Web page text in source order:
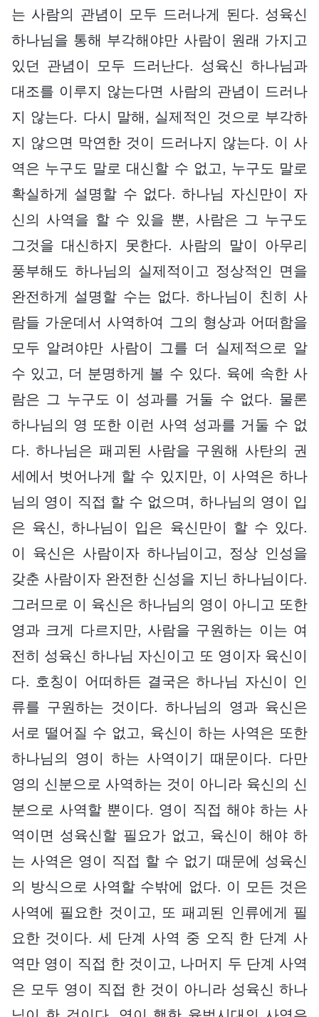
는 사람의 관념이 모두 드러나게 된다. 성육신
하나님을 통해 부각해야만 사람이 원래 가지고
있던 관념이 모두 드러난다. 성육신 하나님과
대조를 이루지 않는다면 사람의 관념이 드러나
지 않는다. 다시 말해, 실제적인 것으로 부각하
지 않으면 막연한 것이 드러나지 않는다. 이 사
역은 누구도 말로 대신할 수 없고, 누구도 말로
확실하게 설명할 수 없다. 하나님 자신만이 자
신의 사역을 할 수 있을 뿐, 사람은 그 누구도
그것을 대신하지 못한다. 사람의 말이 아무리
풍부해도 하나님의 실제적이고 정상적인 면을
완전하게 설명할 수는 없다. 하나님이 친히 사
람들 가운데서 사역하여 그의 형상과 어떠함을
모두 알려야만 사람이 그를 더 실제적으로 알
수 있고, 더 분명하게 볼 수 있다. 육에 속한 사
람은 그 누구도 이 성과를 거둘 수 없다. 물론
하나님의 영 또한 이런 사역 성과를 거둘 수 없
다. 하나님은 패괴된 사람을 구원해 사탄의 권
세에서 벗어나게 할 수 있지만, 이 사역은 하나
님의 영이 직접 할 수 없으며, 하나님의 영이 입
은 육신, 하나님이 입은 육신만이 할 수 있다.
이 육신은 사람이자 하나님이고, 정상 인성을
갖춘 사람이자 완전한 신성을 지닌 하나님이다.
그러므로 이 육신은 하나님의 영이 아니고 또한
영과 크게 다르지만, 사람을 구원하는 이는 여
전히 성육신 하나님 자신이고 또 영이자 육신이
다. 호칭이 어떠하든 결국은 하나님 자신이 인
류를 구원하는 것이다. 하나님의 영과 육신은
서로 떨어질 수 없고, 육신이 하는 사역은 또한
하나님의 영이 하는 사역이기 때문이다. 다만
영의 신분으로 사역하는 것이 아니라 육신의 신
분으로 사역할 뿐이다. 영이 직접 해야 하는 사
역이면 성육신할 필요가 없고, 육신이 해야 하
는 사역은 영이 직접 할 수 없기 때문에 성육신
의 방식으로 사역할 수밖에 없다. 이 모든 것은
사역에 필요한 것이고, 또 패괴된 인류에게 필
요한 것이다. 세 단계 사역 중 오직 한 단계 사
역만 영이 직접 한 것이고, 나머지 두 단계 사역
은 모두 영이 직접 한 것이 아니라 성육신 하나